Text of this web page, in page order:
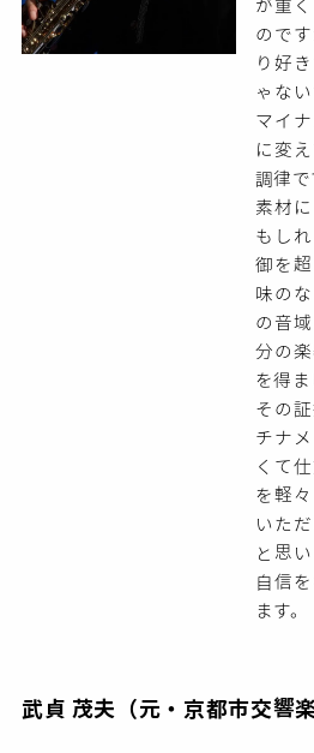
が重
ので
り好
ゃな
マイ
に変
調律で
素材
もし
御を
味の
の音
分の
を得ま
その
チナ
くて
を軽
いた
と思
自信
ます。
武貞 茂夫（元・京都市交響